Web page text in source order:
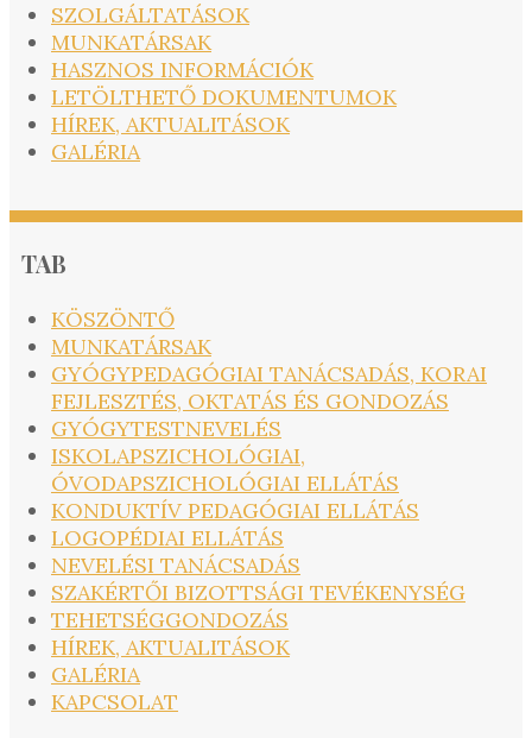
SZOLGÁLTATÁSOK
MUNKATÁRSAK
HASZNOS INFORMÁCIÓK
LETÖLTHETŐ DOKUMENTUMOK
HÍREK, AKTUALITÁSOK
GALÉRIA
TAB
KÖSZÖNTŐ
MUNKATÁRSAK
GYÓGYPEDAGÓGIAI TANÁCSADÁS, KORAI
FEJLESZTÉS, OKTATÁS ÉS GONDOZÁS
GYÓGYTESTNEVELÉS
ISKOLAPSZICHOLÓGIAI,
ÓVODAPSZICHOLÓGIAI ELLÁTÁS
KONDUKTÍV PEDAGÓGIAI ELLÁTÁS
LOGOPÉDIAI ELLÁTÁS
NEVELÉSI TANÁCSADÁS
SZAKÉRTŐI BIZOTTSÁGI TEVÉKENYSÉG
TEHETSÉGGONDOZÁS
HÍREK, AKTUALITÁSOK
GALÉRIA
KAPCSOLAT